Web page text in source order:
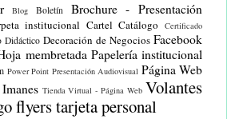
Blog Boletín
Brochure - Presentación
institucional Cartel Catálogo
Certificado
Didáctico Decoración de Negocios Facebook
membretada Papelería institucional
Power Point Presentación Audiovisual Página Web
Tienda Virtual - Página Web Volantes
flyerstarjeta personal